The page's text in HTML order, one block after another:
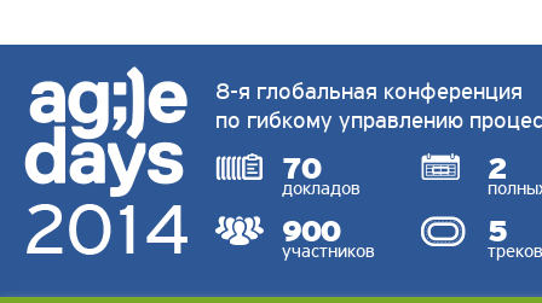
8-я глобальная конференция
по гибкому управлению
70
докладов 2
900
участников 5
треков